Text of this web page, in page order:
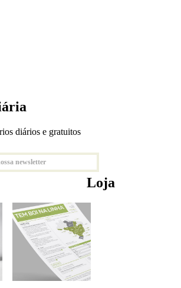
diários e gratuitos
newsletter
Loja